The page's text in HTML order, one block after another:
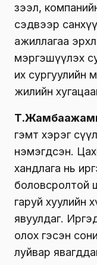
зээл,
сэдвээр
ажиллагаа
мэргэшүүлэх
их сургуулийн
жилийн
гэмт хэрэг
нэмэгдсэн.
хандлага нь
боловсролтой
гаруй хуулийн
явуулдаг.
олох гэсэн
луйвар